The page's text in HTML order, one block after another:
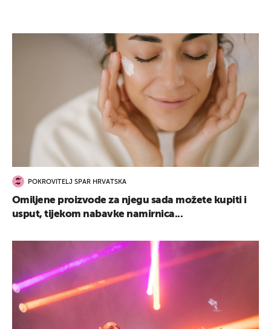
POKROVITELJ SPAR HRVATSKA
Omiljene proizvode za njegu sada možete kupiti i
usput, tijekom nabavke namirnica...